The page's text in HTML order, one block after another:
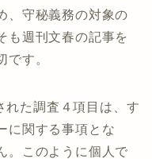
、守秘義務の対象の
も週刊文春の記事を
です。
た調査４項目は、す
に関する事項とな
。このように個人で